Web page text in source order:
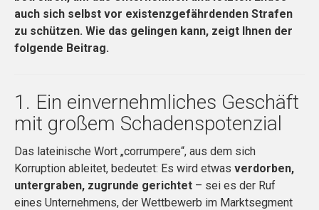
auch sich selbst vor existenzgefährdenden Strafen
zu schützen. Wie das gelingen kann, zeigt Ihnen der
folgende Beitrag.
1. Ein einvernehmliches Geschäft
mit großem Schadenspotenzial
Das lateinische Wort „corrumpere“, aus dem sich
Korruption ableitet, bedeutet: Es wird etwas verdorben,
untergraben, zugrunde gerichtet – sei es der Ruf
eines Unternehmens, der Wettbewerb im Marktsegment